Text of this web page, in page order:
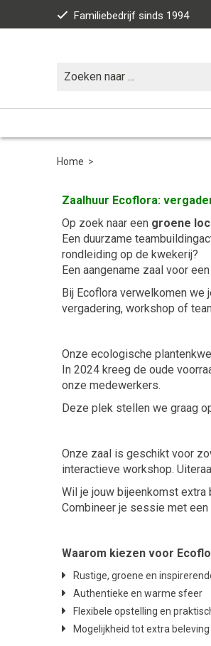
Familiebedrijf sinds 1994
Home >
Zaalhuur Ecoflora:
Op zoek naar een groene
Een duurzame
rondleiding op de kwekerij?
Een aangename zaal voor
Bij Ecoflora verwelkomen we
vergadering, workshop of
Onze ecologische
In 2024 kreeg de oude
onze medewerkers.
Deze plek stellen we graag
Onze zaal is geschikt voor
interactieve workshop.
Wil je jouw bijeenkomst extra
Combineer je sessie met
Waarom kiezen voor
Rustige, groene en
Authentieke en warme sfeer
Flexibele opstelling en
Mogelijkheid tot extra